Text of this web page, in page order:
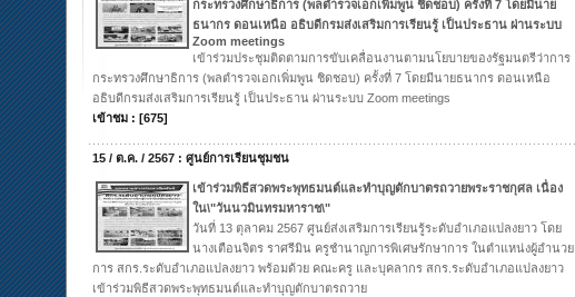
กระทรวงศึกษาธิการ (พลตำรวจเอกเพิ่มพูน ชิดชอบ) ครั้งที่ 7 โดยมีนาย
ธนากร ดอนเหนือ อธิบดีกรมส่งเสริมการเรียนรู้ เป็นประธาน ผ่านระบบ
Zoom meetings
เข้าร่วมประชุมติดตามการขับเคลื่อนงานตามนโยบายของรัฐมนตรีว่าการ
กระทรวงศึกษาธิการ (พลตำรวจเอกเพิ่มพูน ชิดชอบ) ครั้งที่ 7 โดยมีนายธนากร ดอนเหนือ
อธิบดีกรมส่งเสริมการเรียนรู้ เป็นประธาน ผ่านระบบ Zoom meetings
เข้าชม : [675]
15 / ต.ค. / 2567 : ศูนย์การเรียนชุมชน
เข้าร่วมพิธีสวดพระพุทธมนต์และทำบุญตักบาตรถวายพระราชกุศล เนื่อง
ใน\"วันนวมินทรมหาราช\"
วันที่ 13 ตุลาคม 2567 ศูนย์ส่งเสริมการเรียนรู้ระดับอำเภอแปลงยาว โดย
นางเตือนจิตร ราศรีมิน ครูชำนาญการพิเศษรักษาการ ในตำแหน่งผู้อำนวย
การ สกร.ระดับอำเภอแปลงยาว พร้อมด้วย คณะครู และบุคลากร สกร.ระดับอำเภอแปลงยาว
เข้าร่วมพิธีสวดพระพุทธมนต์และทำบุญตักบาตรถวาย